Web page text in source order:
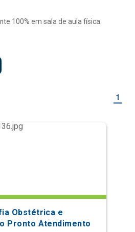
100% em sala de aula física.
1
Obstétrica e
Pronto Atendimento